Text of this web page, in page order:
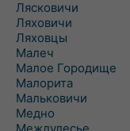
Лясковичи
Ляховичи
Ляховцы
Малеч
Малое Городище
Малорита
Мальковичи
Медно